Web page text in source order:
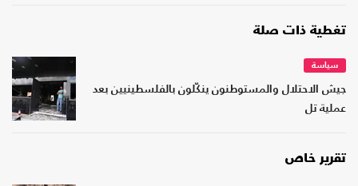
تغطية ذات صلة
سياسة
جيش الاحتلال والمستوطنون ينكّلون بالفلسطينيين بعد
عملية تل
تقرير خاص